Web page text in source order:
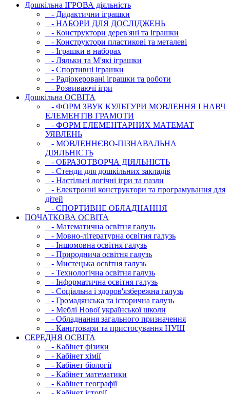
Дошкільна ІГРОВА діяльність
- Дидактични іграшки
- НАБОРИ ДЛЯ ДОСЛІДЖЕНЬ
- Конструктори дерев'яні та іграшки
- Конструктори пластикові та металеві
- Іграшки в наборах
- Ляльки та М'які іграшки
- Спортивні іграшки
- Радіокеровані іграшки та роботи
- Розвиваючі ігри
Дошкільна ОСВIТА
- ФОРМ ЗВУК КУЛЬТУРИ МОВЛЕННЯ І НАВЧ
ЕЛЕМЕНТІВ ГРАМОТИ
- ФОРМ ЕЛЕМЕНТАРНИХ МАТЕМАТ
УЯВЛЕНЬ
- МОВЛЕННЄВО-ПІЗНАВАЛЬНА
ДІЯЛЬНІСТЬ
- ОБРАЗОТВОРЧА ДІЯЛЬНІСТЬ
- Стенди для дошкільних закладів
- Настільні логічні ігри та пазли
- Електронні конструктори та програмування для
дітей
- СПОРТИВНЕ ОБЛАДНАННЯ
ПОЧАТКОВА ОСВIТА
- Математична освітня галузь
- Мовно-літературна освітня галузь
- Iншомовна освітня галузь
- Природнича освітня галузь
- Мистецька освітня галузь
- Технологічна освітня галузь
- Інфopматична освітня галузь
- Соціальна і здоров'язбережна галузь
- Громадянська та історична галузь
- Меблі Нової української школи
- Обладнання загального призначення
- Канцтовари та пристосування НУШ
СЕРЕДНЯ ОСВIТА
- Кабінет фізики
- Кабінет хімії
- Кабінет біології
- Кабінет математики
- Кабінет географії